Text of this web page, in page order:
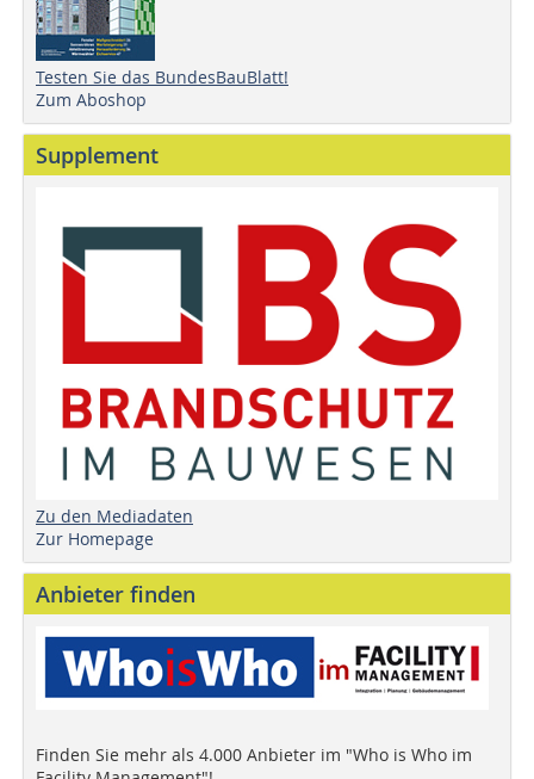
Testen Sie das BundesBauBlatt!
Zum Aboshop
Supplement
Zu den Mediadaten
Zur Homepage
Anbieter finden
Finden Sie mehr als 4.000 Anbieter im "Who is Who im